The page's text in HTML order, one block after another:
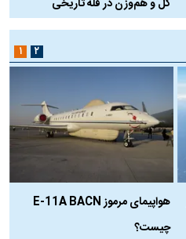
کل و هم‌وزن در قله تاریخی
هواپیمای مرموز E-11A BACN
چیست؟
۱ ۲